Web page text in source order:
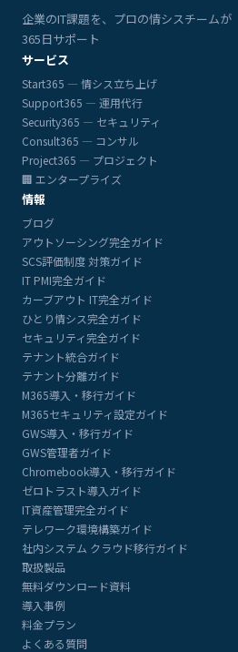
企業のIT課題を、プロの情シスチームが
365日サポート
サービス
Start365 — 情シス立ち上げ
Support365 — 運用代行
Security365 — セキュリティ
Consult365 — コンサル
Project365 — プロジェクト
🏢 エンタープライズ
情報
ブログ
アウトソーシング完全ガイド
SCS評価制度 対策ガイド
IT PMI完全ガイド
カーブアウト IT完全ガイド
ひとり情シス完全ガイド
セキュリティ完全ガイド
テナント統合ガイド
テナント分離ガイド
M365導入・移行ガイド
M365セキュリティ設定ガイド
GWS導入・移行ガイド
GWS管理者ガイド
Chromebook導入・移行ガイド
ゼロトラスト導入ガイド
IT資産管理完全ガイド
テレワーク環境構築ガイド
社内システム クラウド移行ガイド
取扱製品
無料ダウンロード資料
導入事例
料金プラン
よくある質問